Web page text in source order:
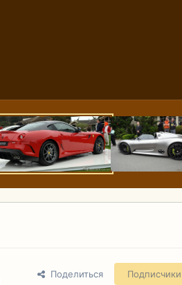
Поделиться Подписчики